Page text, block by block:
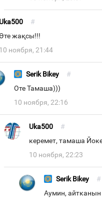
Uka500 #
жақсы!!!
10 ноября, 21:44
Serik Bikey #
Оте Тамаша)))
10 ноября, 22:16
Uka500 #
керемет, тамаша
10 ноября, 22:23
Serik Bikey #
Аумин,